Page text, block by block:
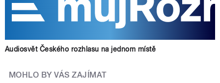
Audiosvět Českého rozhlasu na jednom místě
MOHLO BY VÁS ZAJÍMAT